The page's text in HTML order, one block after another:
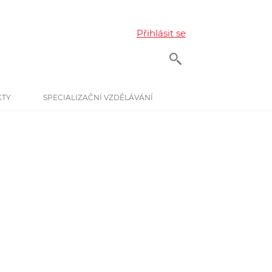
Přihlásit se
SPECIALIZAČNÍ VZDĚLÁVÁNÍ